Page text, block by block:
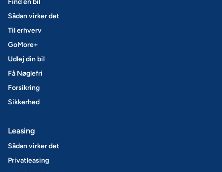
Find en bil
Sådan virker det
Til erhverv
GoMore+
Udlej din bil
Få Nøglefri
Forsikring
Sikkerhed
Leasing
Sådan virker det
Privatleasing